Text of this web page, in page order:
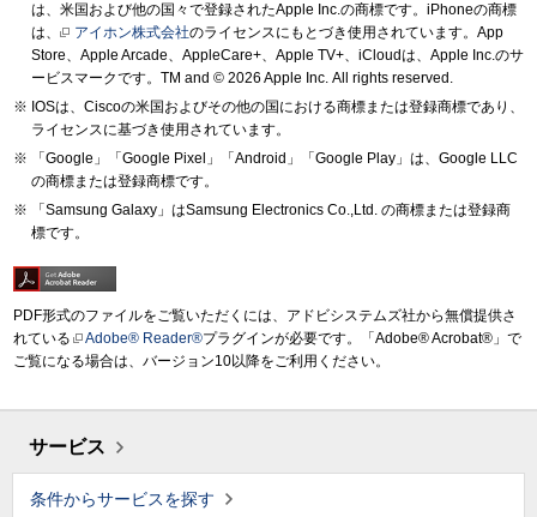
は、米国および他の国々で登録されたApple Inc.の商標です。iPhoneの商標
は、
アイホン株式会社のライセンスにもとづき使用されています。App
Store、Apple Arcade、AppleCare+、Apple TV+、iCloudは、Apple Inc.のサ
ービスマークです。TM and © 2026 Apple Inc. All rights reserved.
IOSは、Ciscoの米国およびその他の国における商標または登録商標であり、
ライセンスに基づき使用されています。
「Google」「Google Pixel」「Android」「Google Play」は、Google LLC
の商標または登録商標です。
「Samsung Galaxy」はSamsung Electronics Co.,Ltd. の商標または登録商
標です。
PDF形式のファイルをご覧いただくには、アドビシステムズ社から無償提供さ
れている
Adobe® Reader®プラグインが必要です。「Adobe® Acrobat®」で
ご覧になる場合は、バージョン10以降をご利用ください。
サービス
条件からサービスを探す